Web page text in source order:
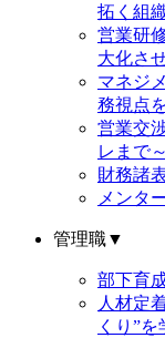
拓く組
営業研
大化さ
マネジ
務視点
営業交
レまで～
財務諸
メンタ
管理職▼
部下育
人材定
くり”を